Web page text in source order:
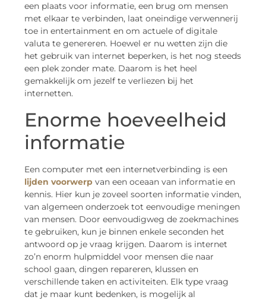
een plaats voor informatie, een brug om mensen
met elkaar te verbinden, laat oneindige verwennerij
toe in entertainment en om actuele of digitale
valuta te genereren. Hoewel er nu wetten zijn die
het gebruik van internet beperken, is het nog steeds
een plek zonder mate. Daarom is het heel
gemakkelijk om jezelf te verliezen bij het
internetten.
Enorme hoeveelheid
informatie
Een computer met een internetverbinding is een
lijden voorwerp van een oceaan van informatie en
kennis. Hier kun je zoveel soorten informatie vinden,
van algemeen onderzoek tot eenvoudige meningen
van mensen. Door eenvoudigweg de zoekmachines
te gebruiken, kun je binnen enkele seconden het
antwoord op je vraag krijgen. Daarom is internet
zo’n enorm hulpmiddel voor mensen die naar
school gaan, dingen repareren, klussen en
verschillende taken en activiteiten. Elk type vraag
dat je maar kunt bedenken, is mogelijk al